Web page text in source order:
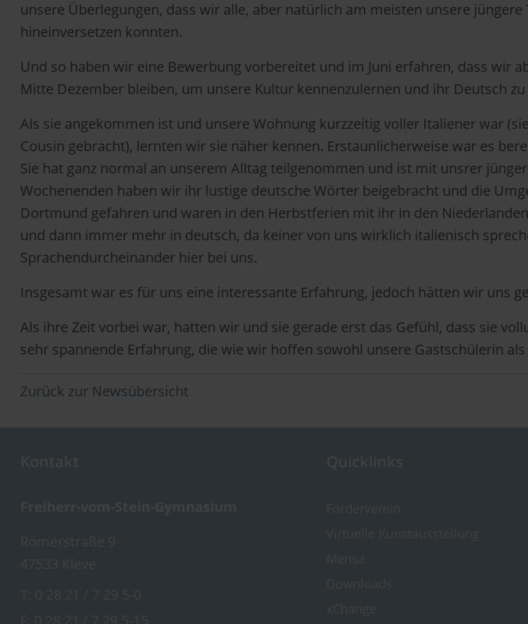
unsere Überlegungen, dass wir alle, aber natürlich am meisten unsere
hineinversetzen konnten.
Und so haben wir eine Bewerbung vorbereitet und im Juni erfahren, dass wir
Mitte Dezember bleiben, um unsere Kultur kennenzulernen und ihr Deutsch
Als sie angekommen ist und unsere Wohnung kurzzeitig voller Italiener war
Cousin gebracht), lernten wir sie näher kennen. Erstaunlicherweise war es
Sie hat ganz normal an unserem Alltag teilgenommen und ist mit unsrer
Wochenenden haben wir ihr lustige deutsche Wörter beigebracht und die
Dortmund gefahren und waren in den Herbstferien mit ihr in den
und dann immer mehr in deutsch, da keiner von uns wirklich italienisch
Sprachendurcheinander hier bei uns.
Insgesamt war es für uns eine interessante Erfahrung, jedoch hätten wir uns
Als ihre Zeit vorbei war, hatten wir und sie gerade erst das Gefühl, dass sie
sehr spannende Erfahrung, die wie wir hoffen sowohl unsere Gastschülerin
Zurück zur Newsübersicht